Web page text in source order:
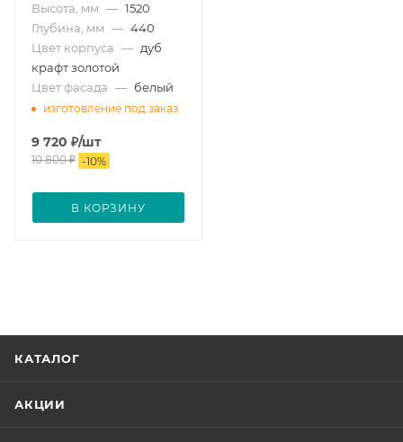
Высота, мм — 1520
Глубина, мм — 440
Цвет корпуса — дуб
крафт золотой
Цвет фасада — белый
изготовление под заказ
9 720 ₽/шт
10 800₽ -10%
В КОРЗИНУ
КАТАЛОГ
АКЦИИ